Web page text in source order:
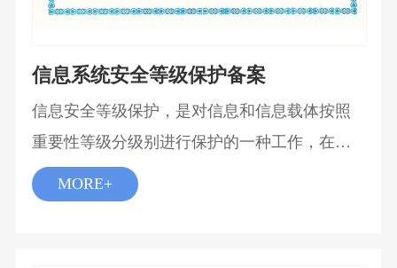
信息系统安全等级保护备案
信息安全等级保护，是对信息和信息载体按照
重要性等级分级别进行保护的一种工作，在中
国、美国等很多国家都存在的一种信息安全领
域的工作。在中国，信息安全等级保护广义上
MORE+